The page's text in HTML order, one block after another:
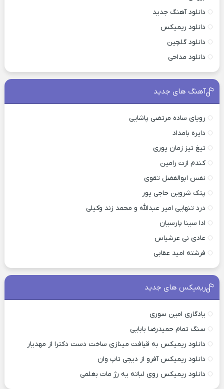
دانلود آهنگ جدید
دانلود ریمیکس
دانلود گلچین
دانلود مداحی
آهنگ های جدید
رویای ساده مرتضی پاشایی
دایره بامداد
تیغ تیز زمان پوری
کندم ازت رامین
نفس ابوالفضل تقوی
پتک شروین حاجی پور
درد تنهایی امیر عبدالله و محمد زند وکیلی
ادا سینا پارسیان
عادی نی عرشیاس
فرشته امید عقابی
ریمیکس های جدید
یادگاری امین سوری
سنگ تمام حمیدرضا بابایی
دانلود ریمیکس به قیافت مینازی ساخت دست دکترا از مهدیار
دانلود ریمیکس آفرو از ديجی تاپ وان
دانلود ریمیکس روی لباته یه رژ مات بغلمی